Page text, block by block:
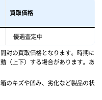
買取価格
優遇査定中
封の買取価格となります。時期に
（上下）する場合があります。あ
のキズや凹み、劣化など製品の状